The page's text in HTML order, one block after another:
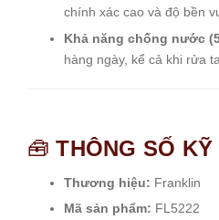
chính xác cao và độ bền
Khả năng chống nước
hàng ngày, kể cả khi rửa
🧰THÔNG SỐ KỸ
Thương hiệu: Franklin
Mã sản phẩm: FL5222